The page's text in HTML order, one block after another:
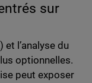
sur
et l’analyse du
optionnelles.
peut exposer